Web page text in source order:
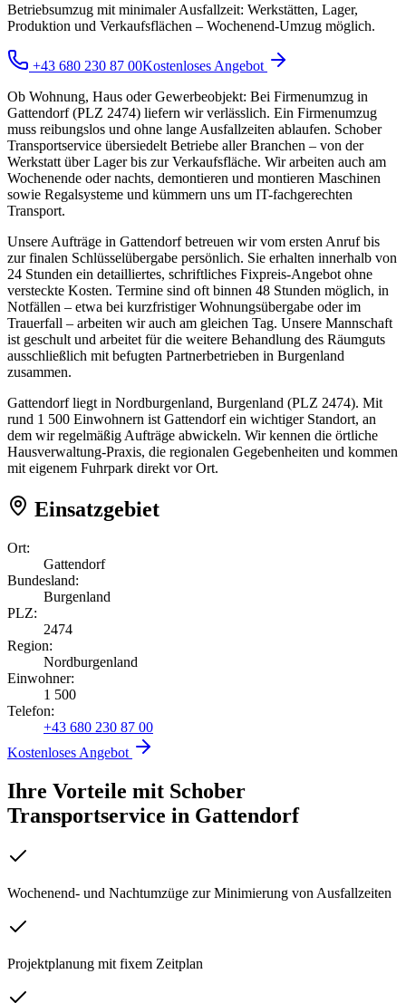
Betriebsumzug mit minimaler Ausfallzeit: Werkstätten, Lager,
Produktion und Verkaufsflächen – Wochenend-Umzug möglich.
+43 680 230 87 00Kostenloses Angebot
Ob Wohnung, Haus oder Gewerbeobjekt: Bei Firmenumzug in
Gattendorf (PLZ 2474) liefern wir verlässlich. Ein Firmenumzug
muss reibungslos und ohne lange Ausfallzeiten ablaufen. Schober
Transportservice übersiedelt Betriebe aller Branchen – von der
Werkstatt über Lager bis zur Verkaufsfläche. Wir arbeiten auch am
Wochenende oder nachts, demontieren und montieren Maschinen
sowie Regalsysteme und kümmern uns um IT-fachgerechten
Transport.
Unsere Aufträge in Gattendorf betreuen wir vom ersten Anruf bis
zur finalen Schlüsselübergabe persönlich. Sie erhalten innerhalb von
24 Stunden ein detailliertes, schriftliches Fixpreis-Angebot ohne
versteckte Kosten. Termine sind oft binnen 48 Stunden möglich, in
Notfällen – etwa bei kurzfristiger Wohnungsübergabe oder im
Trauerfall – arbeiten wir auch am gleichen Tag. Unsere Mannschaft
ist geschult und arbeitet für die weitere Behandlung des Räumguts
ausschließlich mit befugten Partnerbetrieben in Burgenland
zusammen.
Gattendorf liegt in Nordburgenland, Burgenland (PLZ 2474). Mit
rund 1 500 Einwohnern ist Gattendorf ein wichtiger Standort, an
dem wir regelmäßig Aufträge abwickeln. Wir kennen die örtliche
Hausverwaltung-Praxis, die regionalen Gegebenheiten und kommen
mit eigenem Fuhrpark direkt vor Ort.
Einsatzgebiet
Ort:
Gattendorf
Bundesland:
Burgenland
PLZ:
2474
Region:
Nordburgenland
Einwohner:
1 500
Telefon:
+43 680 230 87 00
Kostenloses Angebot
Ihre Vorteile mit Schober
Transportservice in Gattendorf
Wochenend- und Nachtumzüge zur Minimierung von Ausfallzeiten
Projektplanung mit fixem Zeitplan